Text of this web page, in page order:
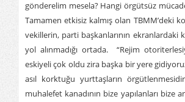
gönderelim mesela? Hangi örgütsüz
Tamamen etkisiz kalmış olan TBMM’deki
vekillerin, parti başkanlarının ekranlardaki
yol alınmadığı ortada. “Rejim
eskiyeli çok oldu zira başka bir yere
asıl korktuğu yurttaşların
muhalefet kanadının bize yapılanları bize